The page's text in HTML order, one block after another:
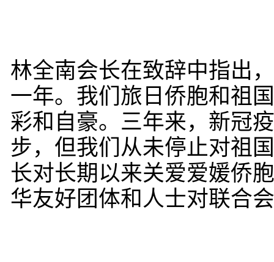
林全南会长在致辞中指出
一年。我们旅日侨胞和祖
彩和自豪。三年来，新冠
步，但我们从未停止对祖
长对长期以来关爱爱媛侨
华友好团体和人士对联合